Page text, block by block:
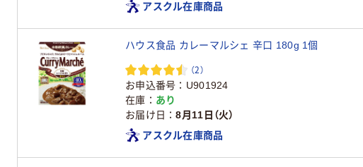
アスクル在庫商品
ハウス食品 カレーマルシェ 辛口 180g 1個
（2）
お申込番号
U901924
在庫
あり
お届け日
8月11日（火）
アスクル在庫商品